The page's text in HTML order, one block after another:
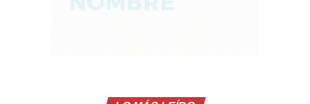
Posteriormente, la justicia peruana condenó a Castillo
en 2025 a más de 11 años de cárcel por esos actos, una
sentencia que el Gobierno mexicano considera ilegal.